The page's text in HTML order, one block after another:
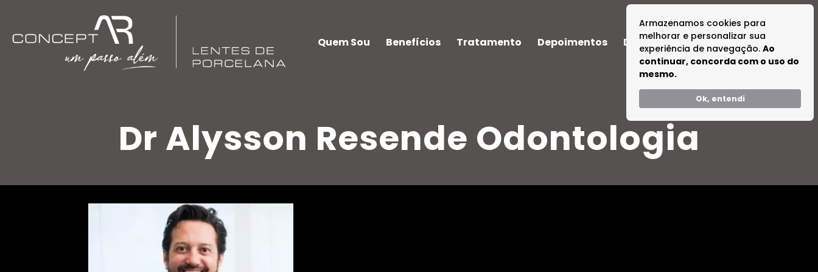
Armazenamos cookies para
melhorar e personalizar sua
experiência de navegação. Ao
continuar, concorda com o uso do
mesmo.
Ok, entendi
Quem Sou Benefícios Tratamento Depoimentos Dúvidas Tire suas Dúvidas
Dr Alysson Resende Odontologia